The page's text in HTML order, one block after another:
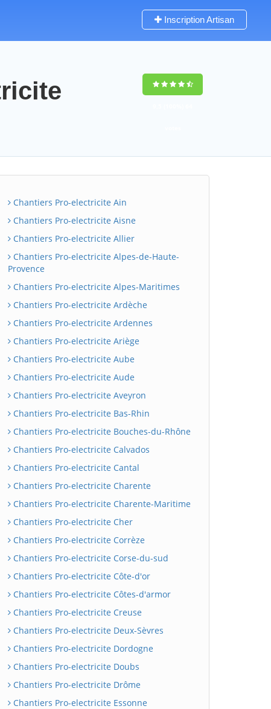
Inscription Artisan
Chantiers Pro-electricite Ain
Chantiers Pro-electricite Aisne
Chantiers Pro-electricite Allier
Chantiers Pro-electricite Alpes-de-Haute-
Provence
Chantiers Pro-electricite Alpes-Maritimes
Chantiers Pro-electricite Ardèche
Chantiers Pro-electricite Ardennes
Chantiers Pro-electricite Ariège
Chantiers Pro-electricite Aube
Chantiers Pro-electricite Aude
Chantiers Pro-electricite Aveyron
Chantiers Pro-electricite Bas-Rhin
Chantiers Pro-electricite Bouches-du-Rhône
Chantiers Pro-electricite Calvados
Chantiers Pro-electricite Cantal
Chantiers Pro-electricite Charente
Chantiers Pro-electricite Charente-Maritime
Chantiers Pro-electricite Cher
Chantiers Pro-electricite Corrèze
Chantiers Pro-electricite Corse-du-sud
Chantiers Pro-electricite Côte-d'or
Chantiers Pro-electricite Côtes-d'armor
Chantiers Pro-electricite Creuse
Chantiers Pro-electricite Deux-Sèvres
Chantiers Pro-electricite Dordogne
Chantiers Pro-electricite Doubs
Chantiers Pro-electricite Drôme
Chantiers Pro-electricite Essonne